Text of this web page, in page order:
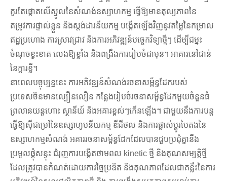
គួរតែផ្តោតលើស្នូលនៃសំណង់ឧស្សាហកម្ម ធ្វើឱ្យមានតុល្យភាពនៃ
តម្រូវការផ្ទាល់ខ្លួន និងស្តង់ដារនីយកម្ម បង្កើតឡើងវិញនូវតម្លៃនៃកម្រាល
ឥដ្ឋប្រហោង ការស្រាវជ្រាវ និងការអភិវឌ្ឍន៍បច្ចេកវិទ្យាថ្មីៗ ដើម្បីជម្នះ
ចំណុចខ្វះខាត លេងឱ្យខ្លាំង និងពង្រឹងការរៀបចំជាមុន។ អាគារនៅជាន់
នៃក្តារខ្លី។
នាពេលបច្ចុប្បន្ននេះ ការអភិវឌ្ឍន៍សំណង់រចនាសម្ព័ន្ធដែករបស់
ប្រទេសចិនមានល្បឿនលឿន កន្លែងរៀបចំរចនាសម្ព័ន្ធដែកមួយចំនួនធំ
ព្រលានយន្តហោះ ស្ថានីយ៍ និងអគារខ្ពស់ៗកើនឡើង។ ជាមួយនឹងការបន្ត
ធ្វើឱ្យស៊ីជម្រៅនៃឧស្សាហូបនីយកម្ម ឌីជីថល និងការផ្លាស់ប្តូរបៃតងនៃ
ឧស្សាហកម្មសំណង់ អគាររចនាសម្ព័ន្ធដែកដែលបានជួបប្រជុំគ្នានឹង
ប្រមូលផ្តុំសន្ទុះ ជំរុញការបង្កើតថាមពល kinetic ថ្មី និងគុណសម្បត្តិថ្មី
ដែលត្រូវបានកំណត់ដោយការច្នៃប្រឌិត និងគុណភាពដែលជាគន្លឹះនៃការ